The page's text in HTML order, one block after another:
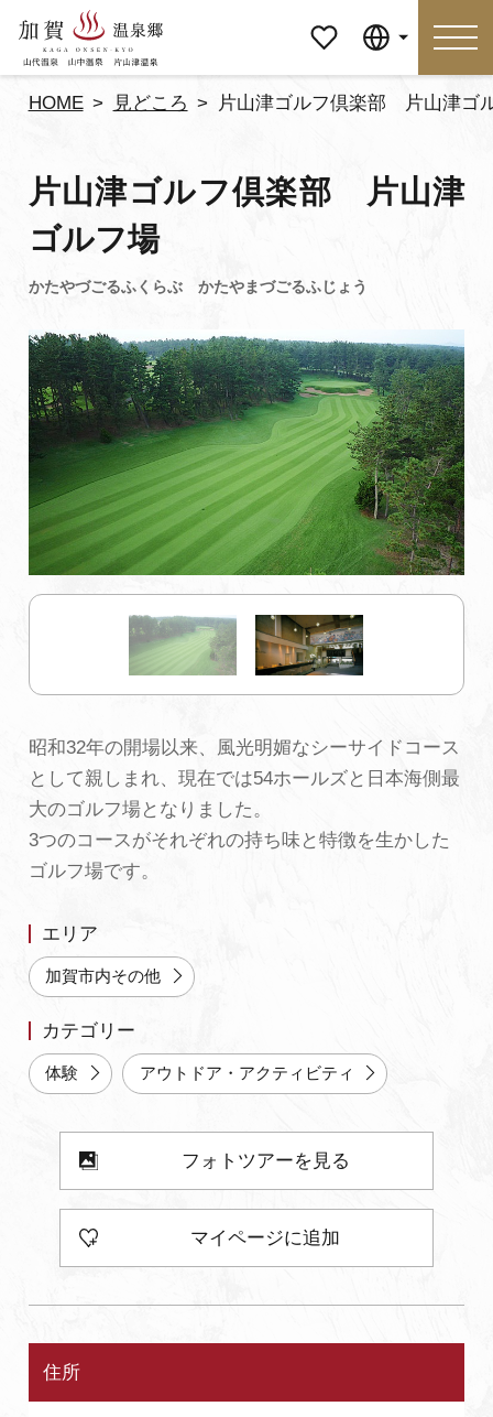
ージ
特集
見どころ 食べる
おみやげ イベント
泊まる アクセス
マイページ
初めての加賀温泉郷
加賀に泊まって！北陸巡り♪
加賀 旅先納税
FAQ
パンフレットダウンロード
写真ダウンロード
よくあるご質問・お問い合わせ
プライバシーポリシー
HOME 見どころ 片山津ゴルフ倶楽部 片山津ゴ
片山津ゴルフ倶楽部 片山津
ゴルフ場
昭和32年の開場以来、風光明媚なシーサイドコース
として親しまれ、現在では54ホールズと日本海側最
大のゴルフ場となりました。
3つのコースがそれぞれの持ち味と特徴を生かした
ゴルフ場です。
エリア
加賀市内その他
カテゴリー
体験 アウトドア・アクティビティ
フォトツアーを見る
マイページに追加
住所